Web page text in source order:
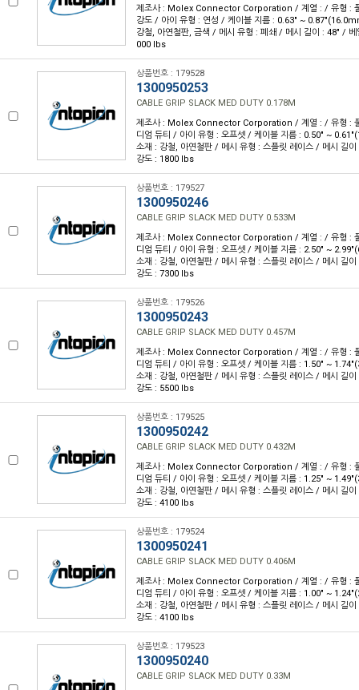
제조사 : Molex Connector Corporation / 계열 : / 유형 :
강도 / 아이 유형 : 연성 / 케이블 지름 : 0.63" ~
강철, 아연철판, 금색 / 메시 유형 : 폐쇄 / 메시 길이 : 48" /
000 lbs
상품번호 : 179528
1300950253
CABLE GRIP SLACK MED DUTY 0.178M
제조사 : Molex Connector Corporation / 계열 : / 유형 :
디엄 듀티 / 아이 유형 : 오프셋 / 케이블 지름 : 0.50" ~
소재 : 강철, 아연철판 / 메시 유형 : 스플릿 레이스 / 메시 길
강도 : 1800 lbs
상품번호 : 179527
1300950246
CABLE GRIP SLACK MED DUTY 0.533M
제조사 : Molex Connector Corporation / 계열 : / 유형 :
디엄 듀티 / 아이 유형 : 오프셋 / 케이블 지름 : 2.50" ~
소재 : 강철, 아연철판 / 메시 유형 : 스플릿 레이스 / 메시 길
강도 : 7300 lbs
상품번호 : 179526
1300950243
CABLE GRIP SLACK MED DUTY 0.457M
제조사 : Molex Connector Corporation / 계열 : / 유형 :
디엄 듀티 / 아이 유형 : 오프셋 / 케이블 지름 : 1.50" ~
소재 : 강철, 아연철판 / 메시 유형 : 스플릿 레이스 / 메시 길
강도 : 5500 lbs
상품번호 : 179525
1300950242
CABLE GRIP SLACK MED DUTY 0.432M
제조사 : Molex Connector Corporation / 계열 : / 유형 :
디엄 듀티 / 아이 유형 : 오프셋 / 케이블 지름 : 1.25" ~
소재 : 강철, 아연철판 / 메시 유형 : 스플릿 레이스 / 메시 길
강도 : 4100 lbs
상품번호 : 179524
1300950241
CABLE GRIP SLACK MED DUTY 0.406M
제조사 : Molex Connector Corporation / 계열 : / 유형 :
디엄 듀티 / 아이 유형 : 오프셋 / 케이블 지름 : 1.00" ~
소재 : 강철, 아연철판 / 메시 유형 : 스플릿 레이스 / 메시 길
강도 : 4100 lbs
상품번호 : 179523
1300950240
CABLE GRIP SLACK MED DUTY 0.33M